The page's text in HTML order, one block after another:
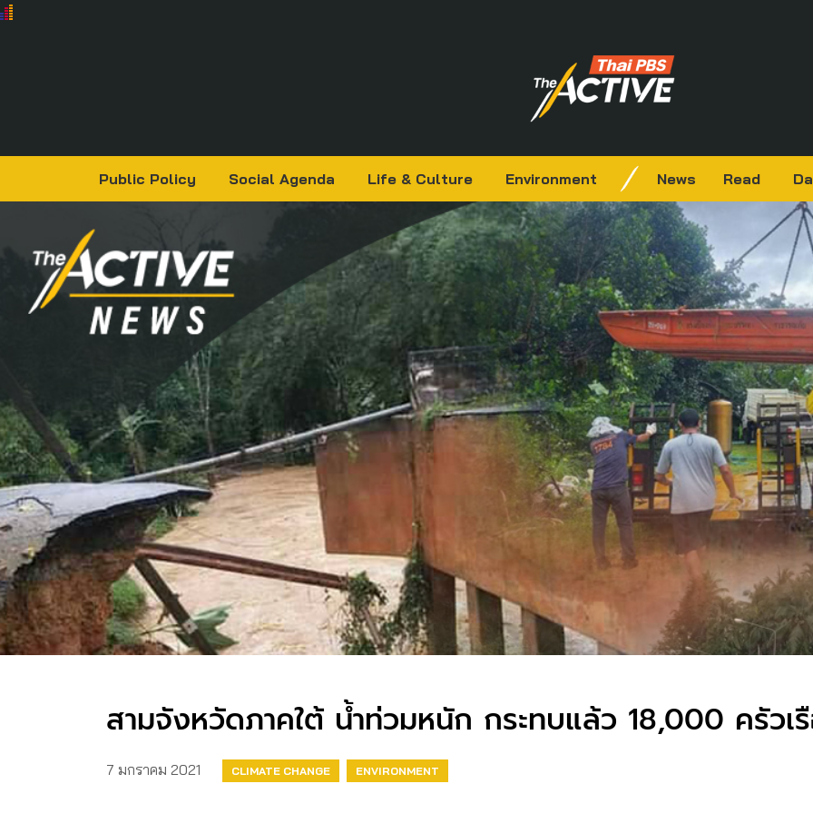
Public Policy Social Agenda Life & Culture Environment News Read
สามจังหวัดภาคใต้ น้ำท่วมหนัก กระทบแล้ว 18,000 ครัวเ
7 มกราคม 2021 CLIMATE CHANGE ENVIRONMENT